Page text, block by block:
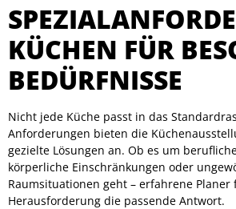
KÜCHEN FÜR
BEDÜRFNISSE
Nicht jede Küche passt in das
Anforderungen bieten die
gezielte Lösungen an. Ob es um
körperliche Einschränkungen oder
Raumsituationen geht – erfahrene
Herausforderung die passende Antwort.